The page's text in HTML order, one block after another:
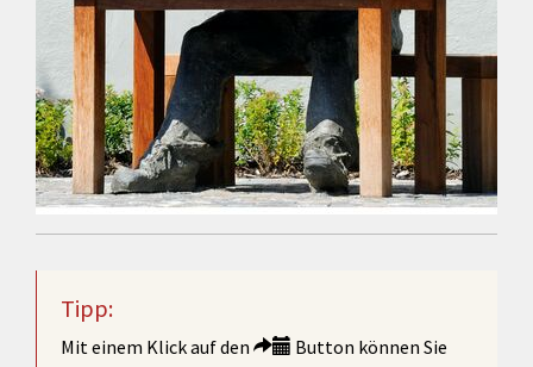
Tipp:
Mit einem Klick auf den
Button können Sie